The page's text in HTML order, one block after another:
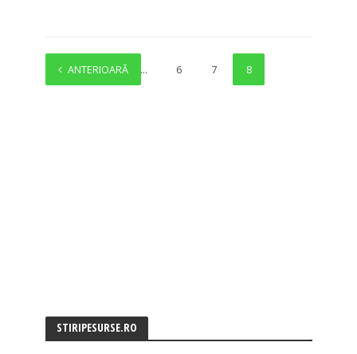
ANTERIOARĂ
1 … 6 7 8
STIRIPESURSE.RO